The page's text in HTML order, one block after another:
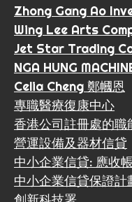
Zhong Gang Ao
Wing Lee Arts
Jet Star Trading
NGA HUNG
Celia Cheng 鄭幗恩
專職醫療復康中心
香港公司註冊處的職
營運設備及器材信貸
中小企業信貸: 應收
中小企業信貸保證計